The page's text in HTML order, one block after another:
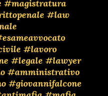
#magistratura
#law
#lavoro
#legale #lawyer
#amministrativo
#giovannifalcone